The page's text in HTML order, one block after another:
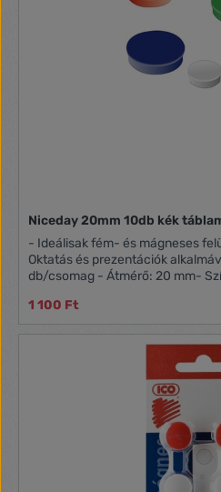
Niceday 20mm 10db kék
- Ideálisak fém- és mágneses
Oktatás és prezentációk
db/csomag - Átmérő: 20 mm-
1 100 Ft